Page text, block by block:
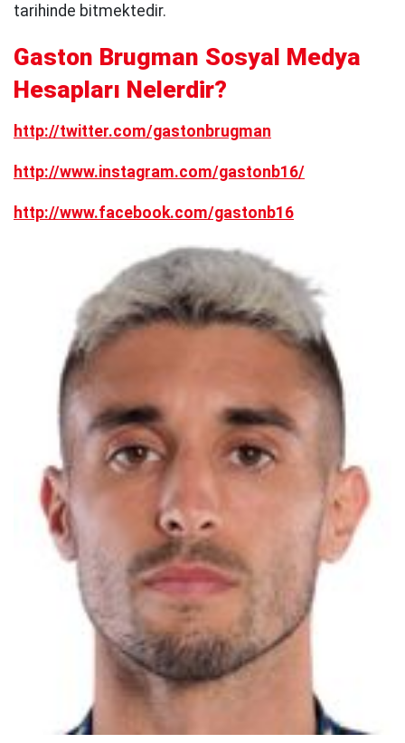
tarihinde bitmektedir.
Gaston Brugman Sosyal Medya
Hesapları Nelerdir?
http://twitter.com/gastonbrugman
http://www.instagram.com/gastonb16/
http://www.facebook.com/gastonb16